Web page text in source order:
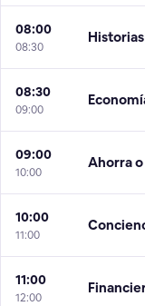
08:00
08:30
08:30
09:00
09:00
10:00
Ahorra
10:00
11:00
11:00
12:00